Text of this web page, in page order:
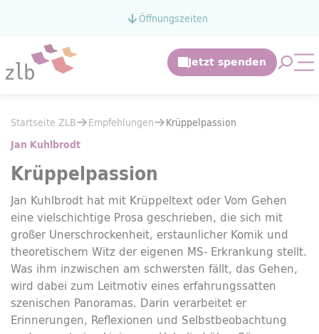
Zum Hauptinhalt springenÖffnungszeiten
Empfehlungen
Krüppelpassion
Sie befinden sich hier:
Startseite ZLB Empfehlungen Krüppelpassion
Jan Kuhlbrodt
Krüppelpassion
Jan Kuhlbrodt hat mit Krüppeltext oder Vom Gehen
eine vielschichtige Prosa geschrieben, die sich mit
großer Unerschrockenheit, erstaunlicher Komik und
theoretischem Witz der eigenen MS- Erkrankung stellt.
Was ihm inzwischen am schwersten fällt, das Gehen,
wird dabei zum Leitmotiv eines erfahrungssatten
szenischen Panoramas. Darin verarbeitet er
Erinnerungen, Reflexionen und Selbstbeobachtung